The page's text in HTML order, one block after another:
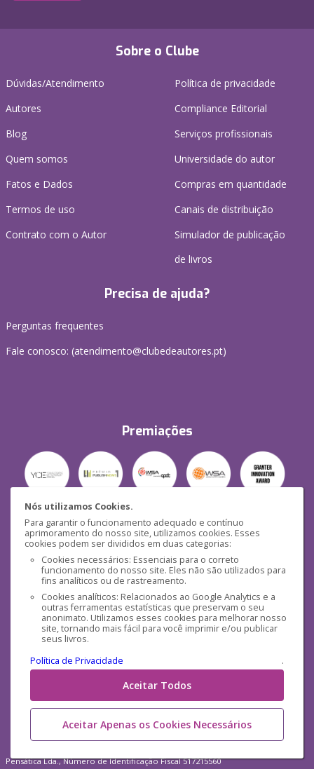
Nós utilizamos Cookies.
Para garantir o funcionamento adequado e contínuo
aprimoramento do nosso site, utilizamos cookies. Esses
cookies podem ser divididos em duas categorias:
Cookies necessários: Essenciais para o correto
funcionamento do nosso site. Eles não são utilizados para
fins analíticos ou de rastreamento.
Cookies analíticos: Relacionados ao Google Analytics e a
outras ferramentas estatísticas que preservam o seu
anonimato. Utilizamos esses cookies para melhorar nosso
site, tornando mais fácil para você imprimir e/ou publicar
seus livros.
Política de Privacidade
.
Aceitar Todos
Aceitar Apenas os Cookies Necessários
Sobre o Clube
Dúvidas/Atendimento
Autores
Blog
Quem somos
Fatos e Dados
Termos de uso
Contrato com o Autor
Política de privacidade
Compliance Editorial
Serviços profissionais
Universidade do autor
Compras em quantidade
Canais de distribuição
Simulador de publicação
de livros
Precisa de ajuda?
Perguntas frequentes
Fale conosco: (atendimento@clubedeautores.pt)
Premiações
Segurança
Mídias Sociais
Pensática Lda., Número de Identificação Fiscal 517215560